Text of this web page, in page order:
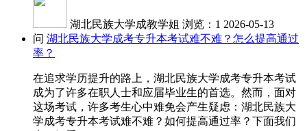
湖北民族大学成教学姐 浏览：1 2026-05-13
问 湖北民族大学成考专升本考试难不难？怎么提高通过
率？
在追求学历提升的路上，湖北民族大学成考专升本考试
成为了许多在职人士和应届毕业生的首选。然而，面对
这场考试，许多考生心中难免会产生疑虑：湖北民族大
学成考专升本考试难不难？如何提高通过率？下面我们